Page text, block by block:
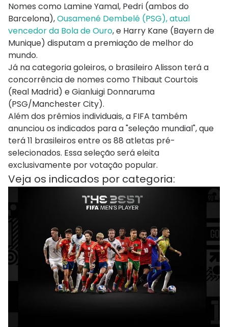
Nomes como Lamine Yamal, Pedri (ambos do
Barcelona),Ousamené Dembelé (PSG), atual
vencedor da Bola de Ouro, e Harry Kane (Bayern de
Munique) disputam a premiação de melhor do
mundo.
Já na categoria goleiros, o brasileiro Alisson terá a
concorrência de nomes como Thibaut Courtois
(Real Madrid) e Gianluigi Donnaruma
(PSG/Manchester City).
Além dos prêmios individuais, a FIFA também
anunciou os indicados para a "seleção mundial", que
terá 11 brasileiros entre os 88 atletas pré-
selecionados. Essa seleção será eleita
exclusivamente por votação popular.
Veja os indicados por categoria: